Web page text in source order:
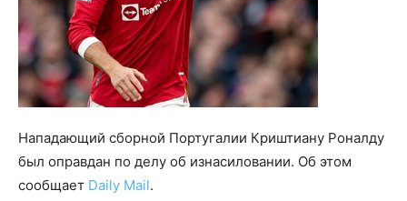
Нападающий сборной Португалии Криштиану Роналду
был оправдан по делу об изнасиловании. Об этом
сообщает Daily Mail.